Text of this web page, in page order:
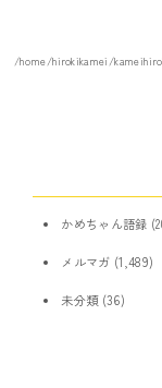
/home/hirokikamei/
かめちゃん語録
メルマガ (1,489)
未分類(36)